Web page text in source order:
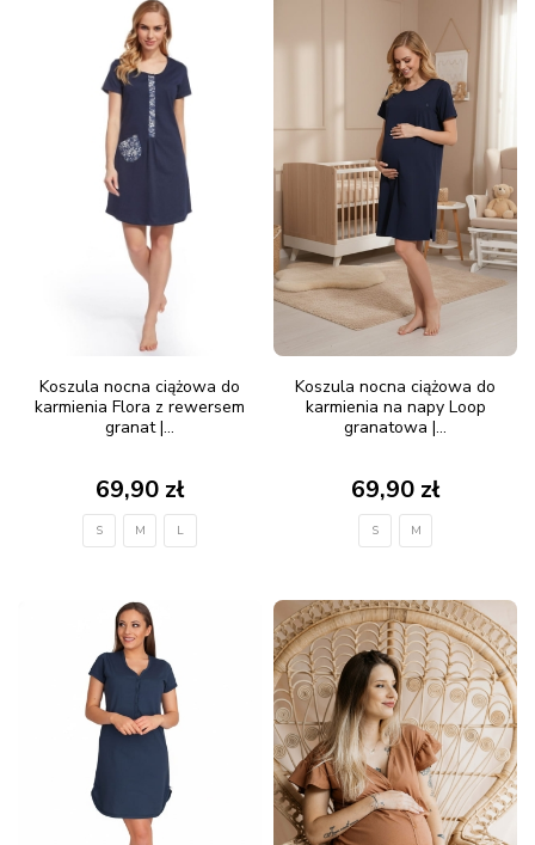
Koszula nocna ciążowa do
karmienia Flora z rewersem
granat |...
69,90 zł
S M L
Koszula nocna ciążowa do
karmienia na napy Loop
granatowa |...
69,90 zł
S M